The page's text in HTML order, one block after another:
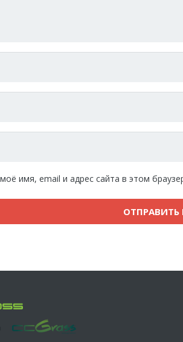
имя, email и адрес сайта в этом